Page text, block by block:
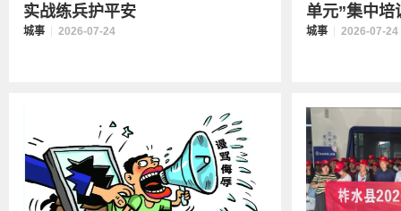
实战练兵护平安
城事 2026-07-24
单元”集中培
城事 2026-07-24